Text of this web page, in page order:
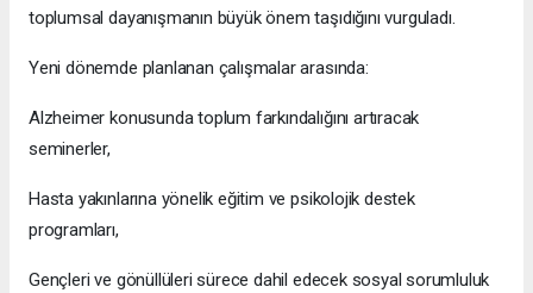
toplumsal dayanışmanın büyük önem taşıdığını vurguladı.
Yeni dönemde planlanan çalışmalar arasında:
Alzheimer konusunda toplum farkındalığını artıracak
seminerler,
Hasta yakınlarına yönelik eğitim ve psikolojik destek
programları,
Gençleri ve gönüllüleri sürece dahil edecek sosyal sorumluluk